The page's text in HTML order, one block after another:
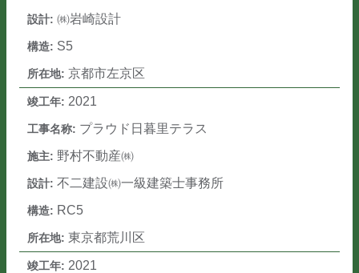
㈱岩崎設計
S5
京都市左京区
2021
プラウド日暮里テラス
野村不動産㈱
不二建設㈱一級建築士事務所
RC5
東京都荒川区
2021